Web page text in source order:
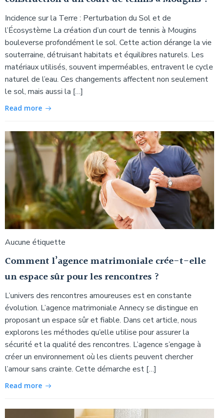
Incidence sur la Terre : Perturbation du Sol et de
l’Écosystème La création d’un court de tennis à Mougins
bouleverse profondément le sol. Cette action dérange la vie
souterraine, détruisant habitats et équilibres naturels. Les
matériaux utilisés, souvent imperméables, entravent le cycle
naturel de l’eau. Ces changements affectent non seulement
le sol, mais aussi la […]
Read more
Aucune étiquette
Comment l’agence matrimoniale crée-t-elle
un espace sûr pour les rencontres ?
L’univers des rencontres amoureuses est en constante
évolution. L’agence matrimoniale Annecy se distingue en
proposant un espace sûr et fiable. Dans cet article, nous
explorons les méthodes qu’elle utilise pour assurer la
sécurité et la qualité des rencontres. L’agence s’engage à
créer un environnement où les clients peuvent chercher
l’amour sans crainte. Cette démarche est […]
Read more